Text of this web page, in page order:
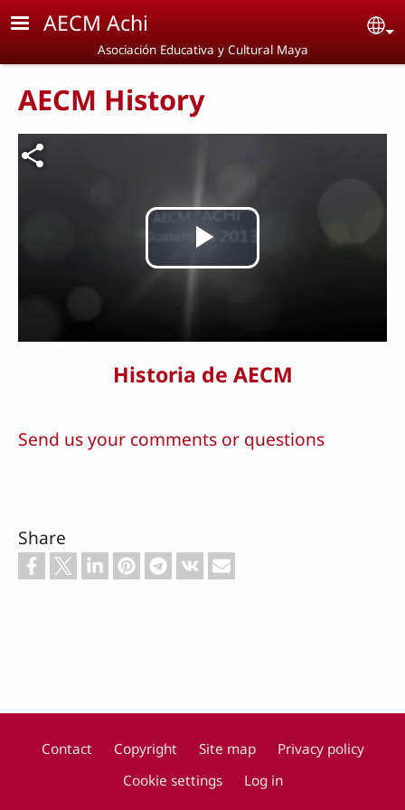
Skip to main content
AECM Achi
Asociación Educativa y Cultural Maya
AECM History
Archivo de vídeo
Play
Video
Historia de AECM
Send us your comments or questions
Share
Footer
Contact Copyright Site map
Privacy policy
Cookie settings
Log in